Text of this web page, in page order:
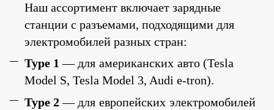
Наш ассортимент включает зарядные
станции с разъемами, подходящими для
электромобилей разных стран:
Type 1 — для американских авто (Tesla
Model S, Tesla Model 3, Audi e-tron).
Type 2— для европейских электромобилей